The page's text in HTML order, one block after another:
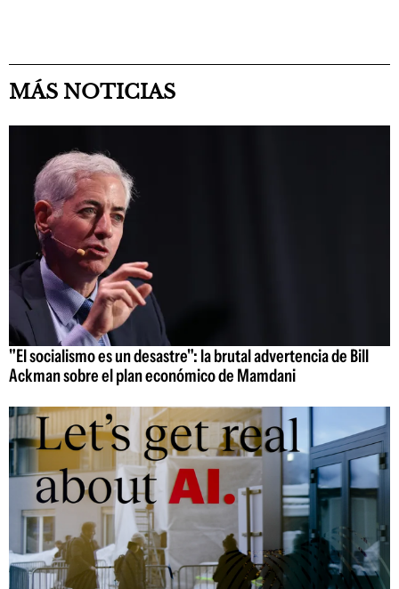
MÁS NOTICIAS
"El socialismo es un desastre": la brutal advertencia de Bill
Ackman sobre el plan económico de Mamdani